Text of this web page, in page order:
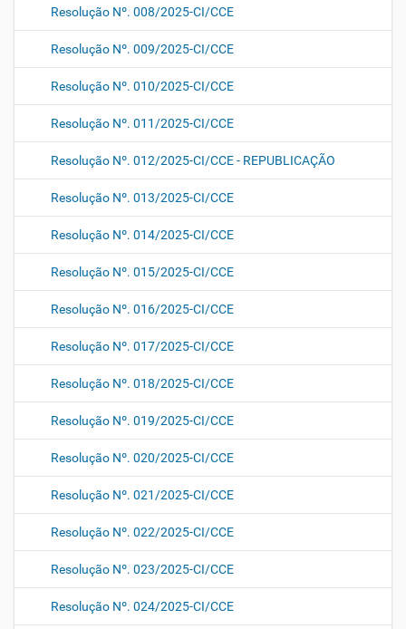
Resolução Nº. 008/2025-CI/CCE
Resolução Nº. 009/2025-CI/CCE
Resolução Nº. 010/2025-CI/CCE
Resolução Nº. 011/2025-CI/CCE
Resolução Nº. 012/2025-CI/CCE - REPUBLICAÇÃO
Resolução Nº. 013/2025-CI/CCE
Resolução Nº. 014/2025-CI/CCE
Resolução Nº. 015/2025-CI/CCE
Resolução Nº. 016/2025-CI/CCE
Resolução Nº. 017/2025-CI/CCE
Resolução Nº. 018/2025-CI/CCE
Resolução Nº. 019/2025-CI/CCE
Resolução Nº. 020/2025-CI/CCE
Resolução Nº. 021/2025-CI/CCE
Resolução Nº. 022/2025-CI/CCE
Resolução Nº. 023/2025-CI/CCE
Resolução Nº. 024/2025-CI/CCE